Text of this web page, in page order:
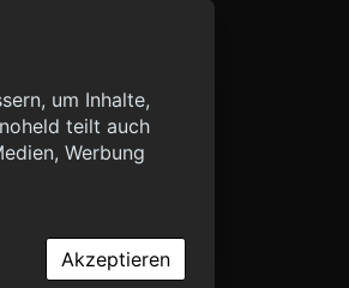
um Inhalte,
teilt auch
Werbung
Akzeptieren